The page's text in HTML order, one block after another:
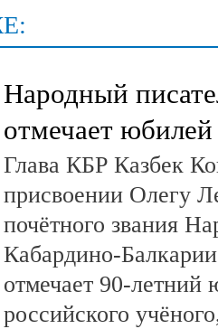
Народный
отмечает юбилей
Глава КБР Казбек
присвоении Олегу
почётного звания
Кабардино-
отмечает 90-
российского